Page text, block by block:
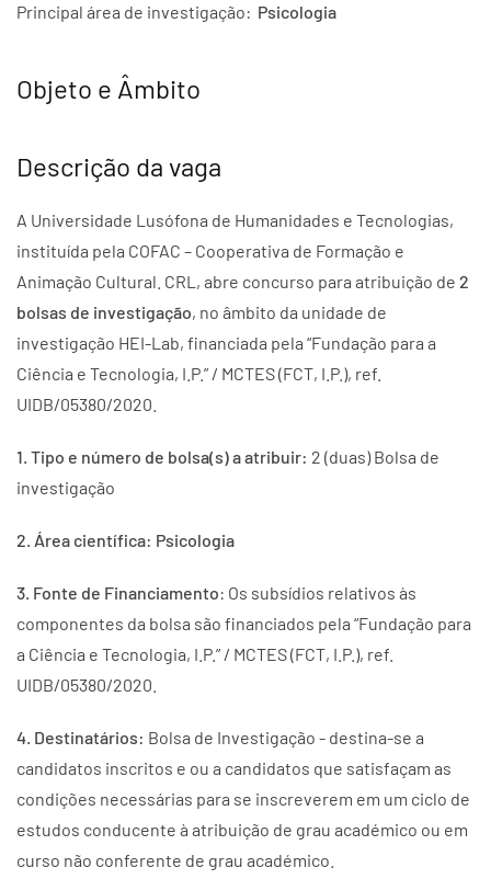
Principal área de investigação: Psicologia
Objeto e Âmbito
Descrição da vaga
A Universidade Lusófona de Humanidades e Tecnologias,
instituída pela COFAC – Cooperativa de Formação e
Animação Cultural. CRL, abre concurso para atribuição de 2
bolsas de investigação, no âmbito da unidade de
investigação HEI-Lab, financiada pela “Fundação para a
Ciência e Tecnologia, I.P.” / MCTES (FCT, I.P.), ref.
UIDB/05380/2020.
1. Tipo e número de bolsa(s) a atribuir: 2 (duas) Bolsa de
investigação
2. Área científica: Psicologia
3. Fonte de Financiamento: Os subsídios relativos às
componentes da bolsa são financiados pela “Fundação para
a Ciência e Tecnologia, I.P.” / MCTES (FCT, I.P.), ref.
UIDB/05380/2020.
4. Destinatários: Bolsa de Investigação - destina-se a
candidatos inscritos e ou a candidatos que satisfaçam as
condições necessárias para se inscreverem em um ciclo de
estudos conducente à atribuição de grau académico ou em
curso não conferente de grau académico.